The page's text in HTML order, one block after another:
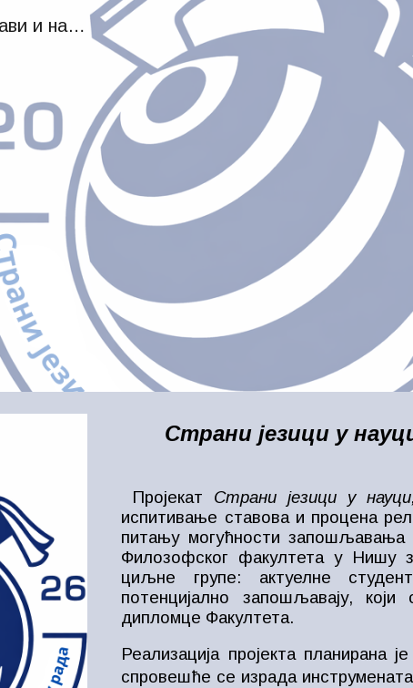
Skip to main content
Страни језици у науци, настави и на тржишту рада
Страни језици у
Пројекат Страни језици у
испитивање ставова и процена
питању могућности
Филозофског факултета у Нишу
циљне групе: актуелне
потенцијално запошљавају,
дипломце Факултета.
Реализација пројекта планирана
спровешће се израда